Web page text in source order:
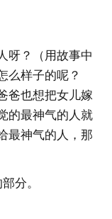
呀？（用故事中
么样子的呢？
爸也想把女儿嫁
的最神气的人就
最神气的人，那
分。